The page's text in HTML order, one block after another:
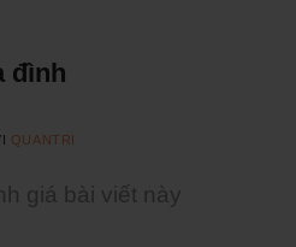
đình
QUANTRI
giá bài viết này